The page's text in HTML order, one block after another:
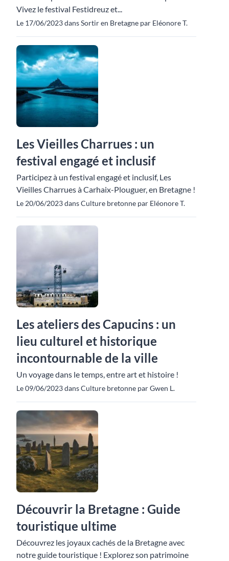
Vivez le festival Festidreuz et...
Le 17/06/2023 dans Sortir en Bretagne par Eléonore T.
Les Vieilles Charrues : un
festival engagé et inclusif
Participez à un festival engagé et inclusif, Les
Vieilles Charrues à Carhaix-Plouguer, en Bretagne !
Le 20/06/2023 dans Culture bretonne par Eléonore T.
Les ateliers des Capucins : un
lieu culturel et historique
incontournable de la ville
Un voyage dans le temps, entre art et histoire !
Le 09/06/2023 dans Culture bretonne par Gwen L.
Découvrir la Bretagne : Guide
touristique ultime
Découvrez les joyaux cachés de la Bretagne avec
notre guide touristique ! Explorez son patrimoine